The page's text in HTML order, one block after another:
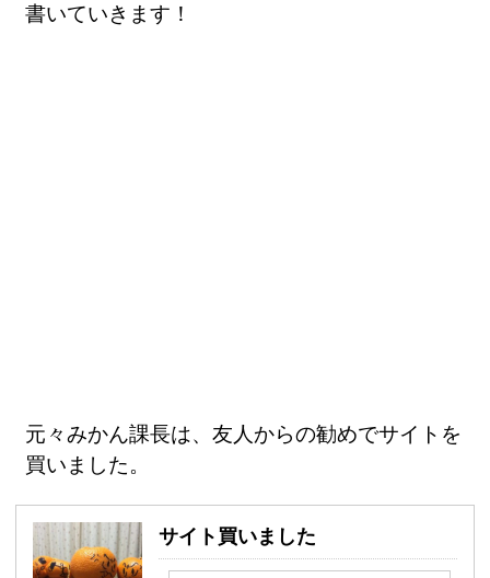
書いていきます！
元々みかん課長は、友人からの勧めでサイトを
買いました。
サイト買いました